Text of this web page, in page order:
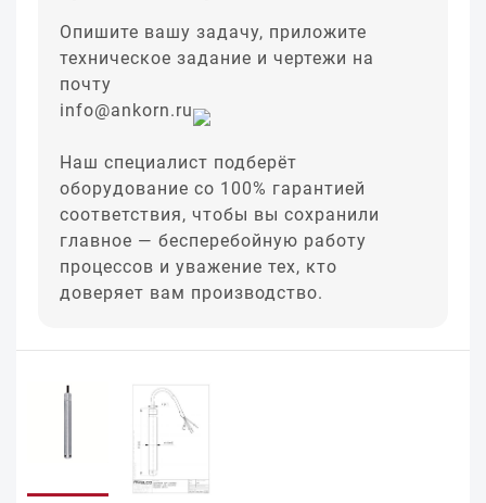
Опишите вашу задачу, приложите
техническое задание и чертежи на
почту
info@ankorn.ru
Наш специалист подберёт
оборудование со 100% гарантией
соответствия, чтобы вы сохранили
главное — бесперебойную работу
процессов и уважение тех, кто
доверяет вам производство.